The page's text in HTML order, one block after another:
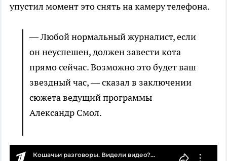
упустил момент это снять на камеру телефона.
— Любой нормальный журналист, если
он неуспешен, должен завести кота
прямо сейчас. Возможно это будет ваш
звездный час, — сказал в заключении
сюжета ведущий программы
Александр Смол.